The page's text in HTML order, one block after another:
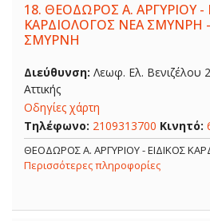
18. ΘΕΟΔΩΡΟΣ Α. ΑΡΓΥΡΙΟΥ -
ΚΑΡΔΙΟΛΟΓΟΣ ΝΕΑ ΣΜΥΝΡΗ
ΣΜΥΡΝΗ
Διεύθυνση: Λεωφ. Ελ. Βενιζέλου
Αττικής
Οδηγίες χάρτη
Τηλέφωνο: 2109313700 Κινητό:
ΘΕΟΔΩΡΟΣ Α. ΑΡΓΥΡΙΟΥ - ΕΙΔΙΚΟΣ
Περισσότερες πληροφορίες